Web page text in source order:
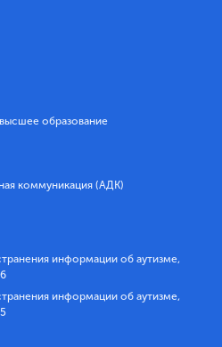
образование
коммуникация (АДК)
информации об аутизме,
информации об аутизме,